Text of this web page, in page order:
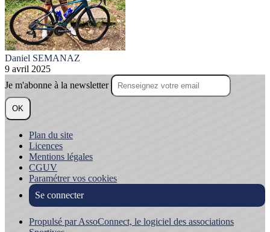
Daniel SEMANAZ
9 avril 2025
Je m'abonne à la newsletter
OK
Plan du site
Licences
Mentions légales
CGUV
Paramétrer vos cookies
Se connecter
Propulsé par AssoConnect, le logiciel des associations